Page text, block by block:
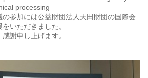
processing
には公益財団法人天田財団の国際会
いただきました。
し上げます。